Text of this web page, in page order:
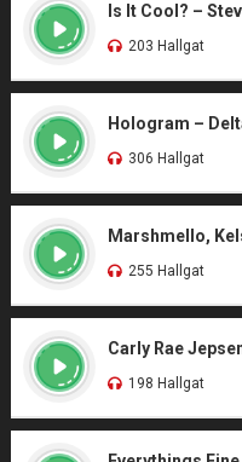
Is It Cool? –
203 Hallgat
Hologram –
306 Hallgat
Marshmello,
255 Hallgat
Carly Rae
198 Hallgat